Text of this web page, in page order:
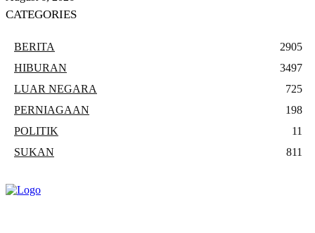
CATEGORIES
BERITA
2905
HIBURAN
3497
LUAR NEGARA
725
PERNIAGAAN
198
POLITIK
11
SUKAN
811